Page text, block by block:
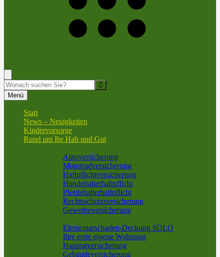
Menü
Start
News – Neuigkeiten
Kindervorsorge
Rund um Ihr Hab und Gut
Autoversicherung
Motorradversicherung
Haftpflichtversicherung
Hundehalterhaftpflicht
Pferdehalterhaftpflicht
Rechtsschutzversicherung
Gewerbeversicherung
Elementarschaden-Deckung SOLO
Ihre erste eigene Wohnung
Hausratversicherung
Gebäudeversicherung